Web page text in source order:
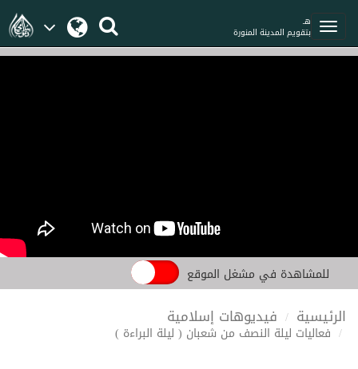
هـ
بتقويم المدينة المنورة
للمشاهدة في مشغل الموقع
الرئيسية فيديوهات إسلامية
فعاليات ليلة النصف من شعبان ( ليلة البراءة )